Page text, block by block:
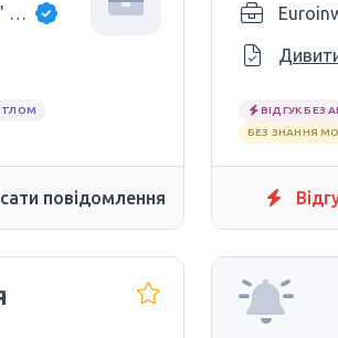
Dom Opieki "Wiejskie Klimaty" Martyna Ol
повідомлення
ВІДГУК БЕЗ
БЕЗ ЗНАННЯ